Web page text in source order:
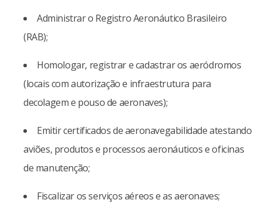
Administrar o Registro Aeronáutico Brasileiro
(RAB);
Homologar, registrar e cadastrar os aeródromos
(locais com autorização e infraestrutura para
decolagem e pouso de aeronaves);
Emitir certificados de aeronavegabilidade atestando
aviões, produtos e processos aeronáuticos e oficinas
de manutenção;
Fiscalizar os serviços aéreos e as aeronaves;